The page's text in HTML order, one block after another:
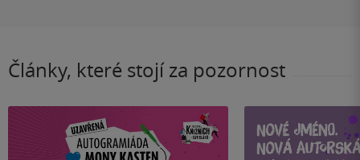
Články, které stojí za pozornost